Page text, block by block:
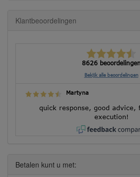
Klantbeoordelingen
8626 beoordelingen
Bekijk alle beoordelingen
Martyna
quick response, good advice,
execution!
Betalen kunt u met: